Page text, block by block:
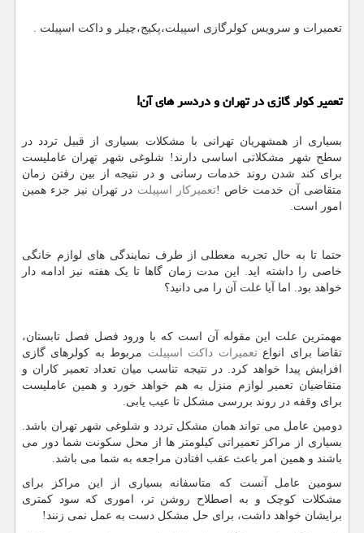
تعمیرات و سرویس کولرگازی اسپیلت،پکیج،چیلر و داکت اسپیلت .
تعمیر کولر گازی در تهران و دردسر های آن!
بسیاری از همشهریان تهرانی با مشکلات بسیاری از قبیل تردد در
سطح شهر مشکلاتی اساسی دارند! شلوغی شهر تهران عاملیست
برای کند شدن روند خدمات رسانی و در نتیجه از بین رفتن زمان
متقاضی آن خدمت خاص !تعمیرکار اسپیلت در تهران نیز جزء همین
امور است.
حتما تا به حال تجربه معطلی از طرف نمایندگی های لوازم خانگی
خاصی را داشته اید. این مدت زمان گاها تا یک هفته نیز ادامه دار
خواهد بود. اما آیا علت آن را می دانید؟
مهمترین علت این مقوله آن است که با ورود فصل فصل تابستان،
تقاضا برای انواعتعمیرات داکت اسپیلت مربوط به کولرهای گازی
افزایش پیدا خواهد کرد. در نتیجه تناسب میان تعداد تعمیر کاران و
متقاضیان تعمیر لوازم منزل به هم خواهد خورد و همین عاملیست
برای وقفه در روند بررسی مشکل تا عیب یابی.
دومین عامل می تواند همان مشکل تردد و شلوغی شهر تهران باشد.
بسیاری از مراکز تعمیراتی کیلومتر ها از محل سکونت شما دور می
باشند و همین امر باعث عقب افتادن مراجعه به شما می باشد.
سومین عامل آنست که متاسفانه بسیاری از این مراکز برای
مشکلات کوچک و به اصطلاح روشن تر، اموری که سود کمتری
برایشان خواهد داشت، برای حل مشکل دست به عمل نمی زنند!